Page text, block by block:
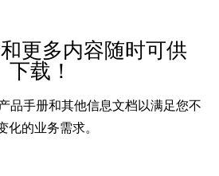
更多内容随时可供
下载！
品手册和其他信息文档以满足您不
化的业务需求。